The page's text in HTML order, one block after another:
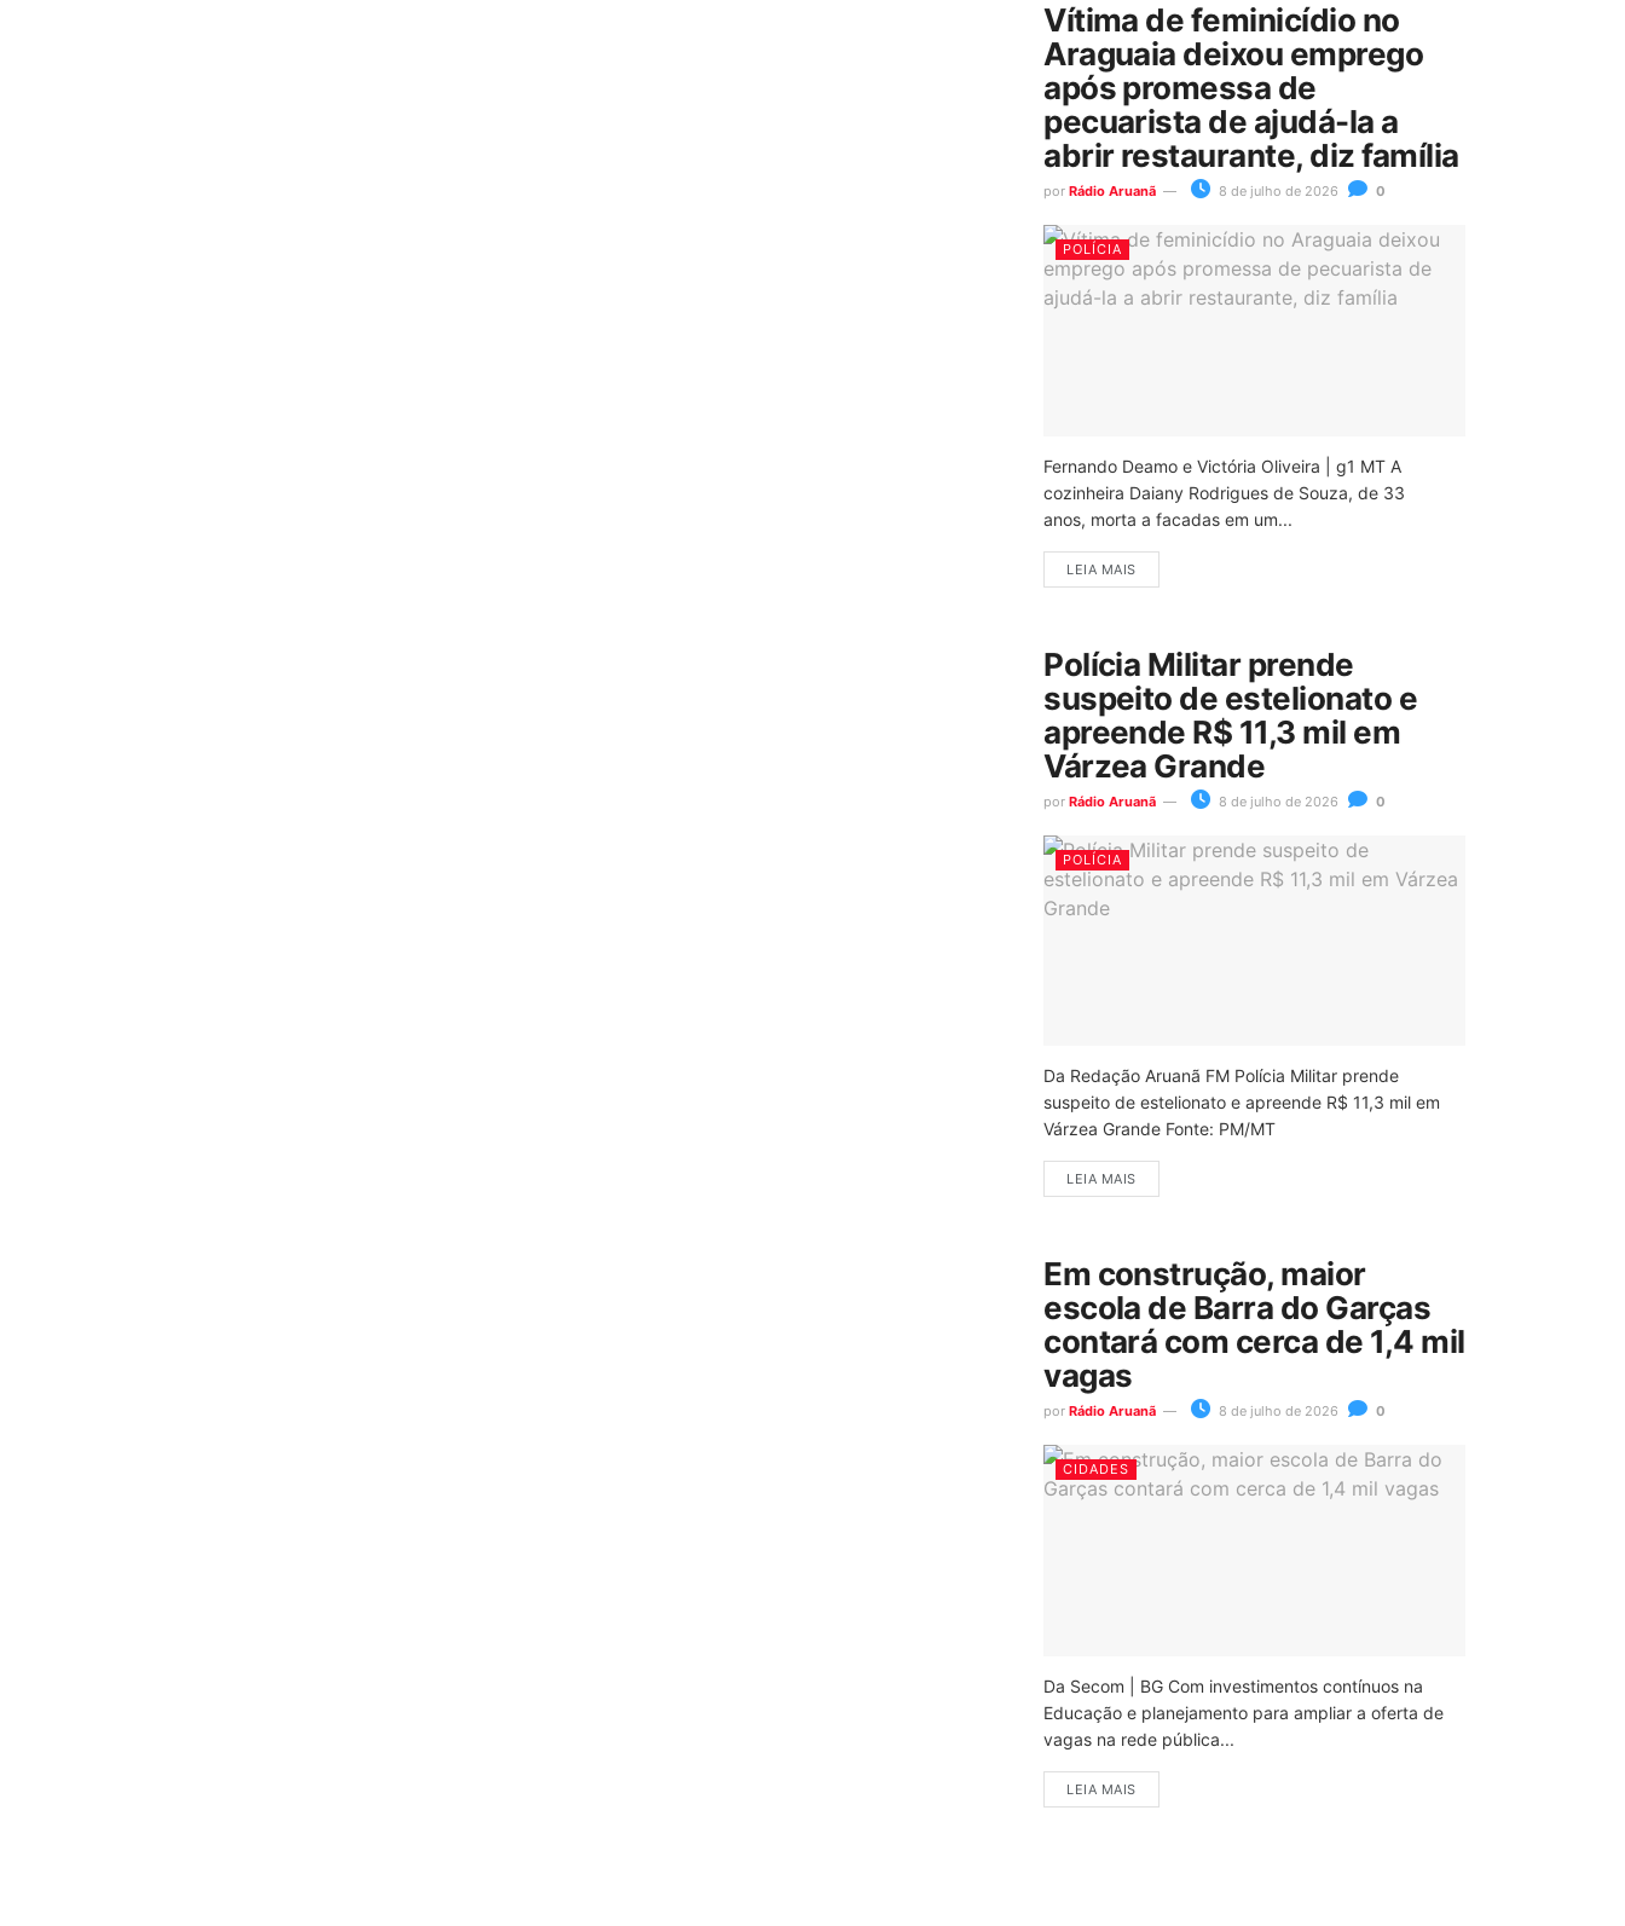
Vítima de feminicídio no
Araguaia deixou emprego
após promessa de
pecuarista de ajudá-la a
abrir restaurante, diz família
por Rádio Aruanã 8 de julho de 2026 0
POLÍCIA
Fernando Deamo e Victória Oliveira | g1 MT A
cozinheira Daiany Rodrigues de Souza, de 33
anos, morta a facadas em um...
LEIA MAIS
Polícia Militar prende
suspeito de estelionato e
apreende R$ 11,3 mil em
Várzea Grande
por Rádio Aruanã 8 de julho de 2026 0
POLÍCIA
Da Redação Aruanã FM Polícia Militar prende
suspeito de estelionato e apreende R$ 11,3 mil em
Várzea Grande Fonte: PM/MT
LEIA MAIS
Em construção, maior
escola de Barra do Garças
contará com cerca de 1,4 mil
vagas
por Rádio Aruanã 8 de julho de 2026 0
CIDADES
Da Secom | BG Com investimentos contínuos na
Educação e planejamento para ampliar a oferta de
vagas na rede pública...
LEIA MAIS